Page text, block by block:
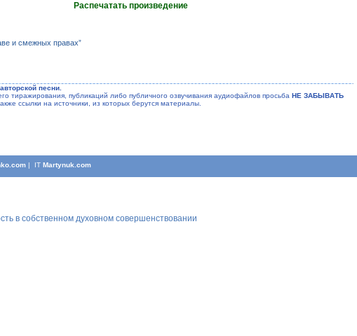
Распечатать произведение
и смежных правах”
песни.
публикаций либо публичного озвучивания аудиофайлов просьба НЕ ЗАБЫВАТЬ
ссылки на источники, из которых берутся материалы.
| ITMartynuk.com
в собственном духовном совершенствовании